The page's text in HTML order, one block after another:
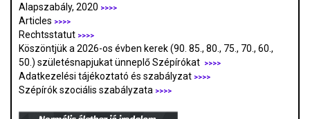
Alapszabály, 2020 >>>>
Articles >>>>
Rechtsstatut >>>>
Köszöntjük a 2026-os évben kerek (90. 85., 80., 75., 70., 60.,
50.) születésnapjukat ünneplő Szépírókat
>>>>
Adatkezelési tájékoztató és szabályzat >>>>
Szépírók szociális szabályzata >>>>